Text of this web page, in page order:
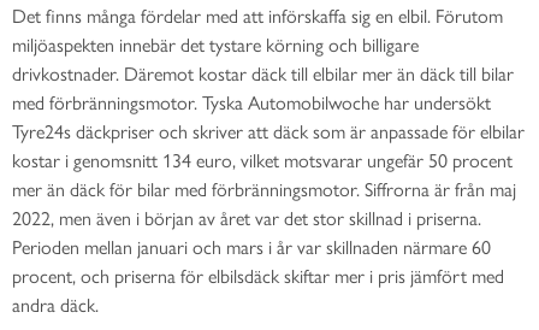
Det finns många fördelar med att införskaffa sig en elbil. Förutom
miljöaspekten innebär det tystare körning och billigare
drivkostnader. Däremot kostar däck till elbilar mer än däck till bilar
med förbränningsmotor. Tyska Automobilwoche har undersökt
Tyre24s däckpriser och skriver att däck som är anpassade för elbilar
kostar i genomsnitt 134 euro, vilket motsvarar ungefär 50 procent
mer än däck för bilar med förbränningsmotor. Siffrorna är från maj
2022, men även i början av året var det stor skillnad i priserna.
Perioden mellan januari och mars i år var skillnaden närmare 60
procent, och priserna för elbilsdäck skiftar mer i pris jämfört med
andra däck.